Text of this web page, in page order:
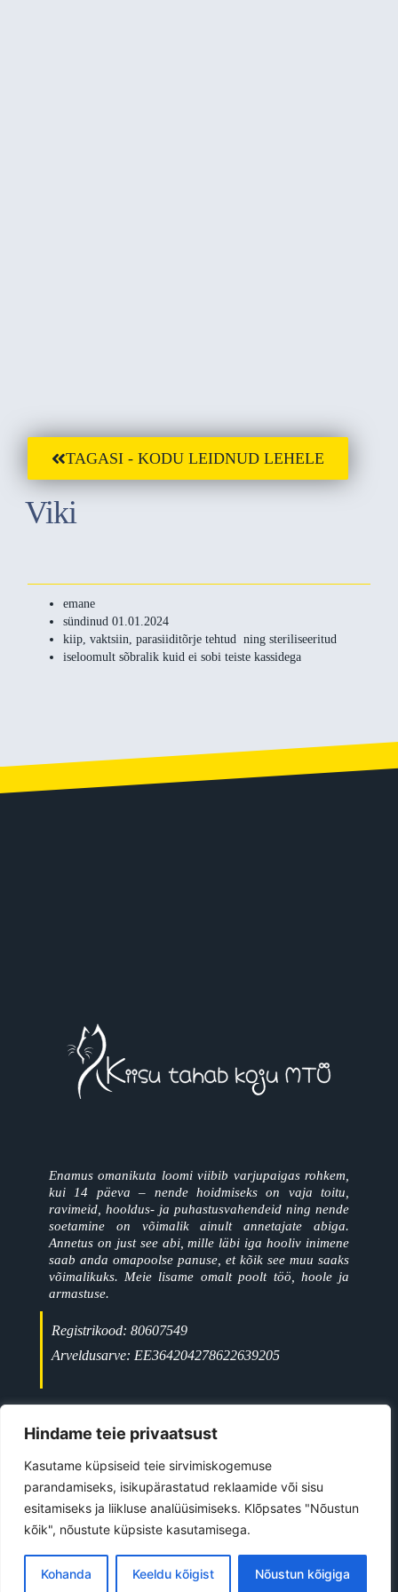
Hindame teie privaatsust
Kasutame küpsiseid teie sirvimiskogemuse
parandamiseks, isikupärastatud reklaamide või sisu
esitamiseks ja liikluse analüüsimiseks. Klõpsates "Nõustun
kõik", nõustute küpsiste kasutamisega.
Kohanda Keeldu kõigist Nõustun kõigiga
TAGASI - KODU LEIDNUD LEHELE
Viki
emane
sündinud 01.01.2024
kiip, vaktsiin, parasiiditõrje tehtud ning steriliseeritud
iseloomult sõbralik kuid ei sobi teiste kassidega
Enamus omanikuta loomi viibib varjupaigas rohkem,
kui 14 päeva – nende hoidmiseks on vaja toitu,
ravimeid, hooldus- ja puhastusvahendeid ning nende
soetamine on võimalik ainult annetajate abiga.
Annetus on just see abi, mille läbi iga hooliv inimene
saab anda omapoolse panuse, et kõik see muu saaks
võimalikuks. Meie lisame omalt poolt töö, hoole ja
armastuse.
Registrikood: 80607549
Arveldusarve: EE364204278622639205
ave@kiisutahabkoju.ee
©2026 All Rights Reserved